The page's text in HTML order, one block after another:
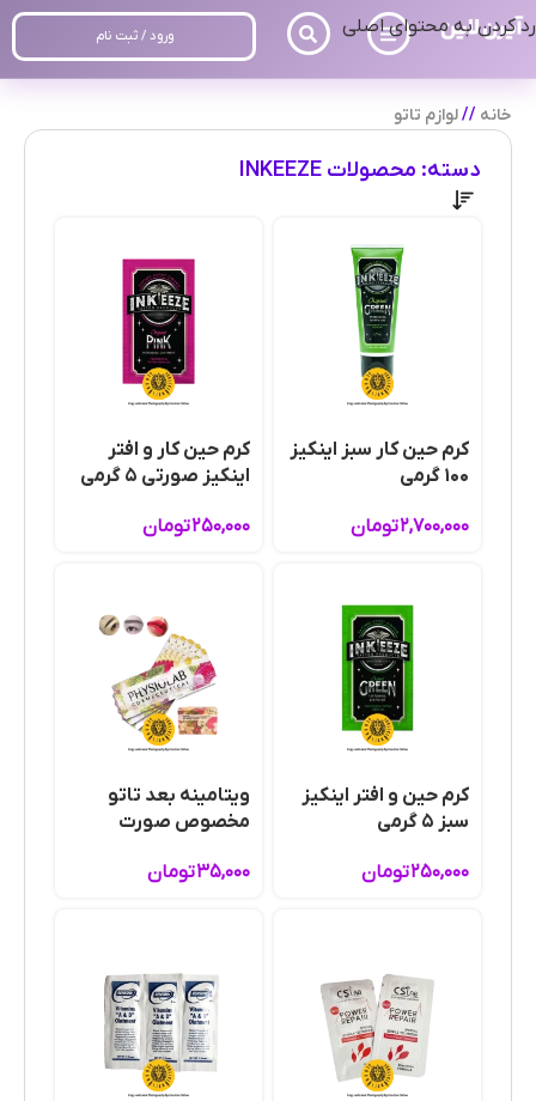
رد کردن به محتوای اصلی ورود / ثبت نام
خانه / لوازم تاتو
دسته: محصولات INKEEZE
کرم حین کار سبز اینکیز
۱۰۰ گرمی
۲,۷۰۰,۰۰۰تومان
کرم حین کار و افتر
اینکیز صورتی ۵ گرمی
۲۵۰,۰۰۰تومان
کرم‌ حین و افتر اینکیز
سبز ۵ گرمی
۲۵۰,۰۰۰تومان
ویتامینه بعد تاتو
مخصوص صورت
۳۵,۰۰۰تومان